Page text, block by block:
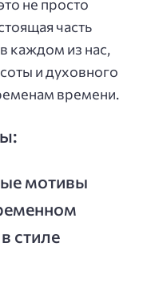
не просто
часть
каждом из нас,
и духовного
времени.
мотивы
стиле